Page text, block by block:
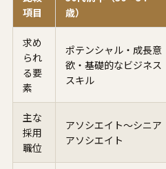
項目
歳）
求め
られ
る要
素
ポテンシャル・成長意
欲・基礎的なビジネス
スキル
主な
採用
職位
アソシエイト〜シニア
アソシエイト